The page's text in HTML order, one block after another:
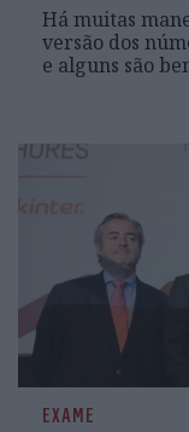
Há muitas
versão dos
e alguns são
EXAME